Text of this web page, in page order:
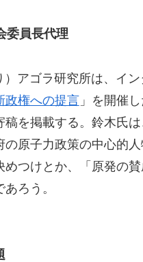
委員長代理
アゴラ研究所は、イ
権への提言」を開催
を掲載する。鈴木氏
原子力政策の中心的
つけとか、「原発の
ろう。